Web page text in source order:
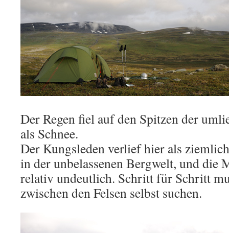
Der Regen fiel auf den Spitzen der
als Schnee.
Der Kungsleden verlief hier als
in der unbelassenen Bergwelt, und die
relativ undeutlich. Schritt für Schritt
zwischen den Felsen selbst suchen.